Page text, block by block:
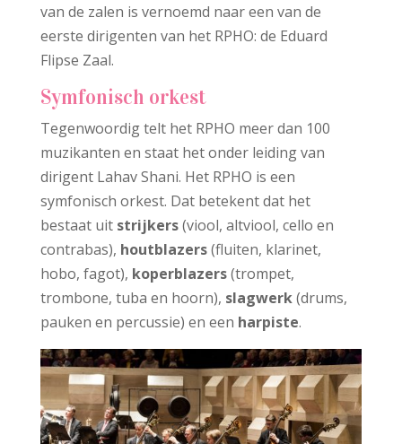
van de zalen is vernoemd naar een van de
eerste dirigenten van het RPHO: de Eduard
Flipse Zaal.
Symfonisch orkest
Tegenwoordig telt het RPHO meer dan 100
muzikanten en staat het onder leiding van
dirigent Lahav Shani. Het RPHO is een
symfonisch orkest. Dat betekent dat het
bestaat uit strijkers(viool, altviool, cello en
contrabas), houtblazers(fluiten, klarinet,
hobo, fagot), koperblazers(trompet,
trombone, tuba en hoorn), slagwerk(drums,
pauken en percussie) en een harpiste.